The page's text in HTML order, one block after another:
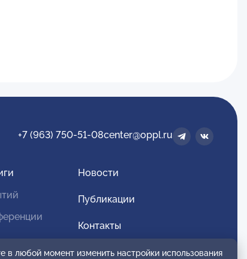
+7 (963) 750-51-08center@oppl.ru
Новости
Публикации
Контакты
Для спонсоров и партнеров
в любой момент изменить настройки использования